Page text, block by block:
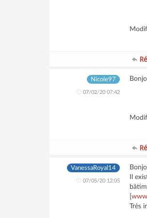
Nicole97
07/02/20 07:42
VanessaRoyal14
07/05/20 12:05
Il
[
Très